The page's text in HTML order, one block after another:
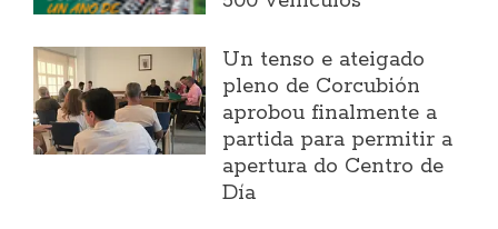
Un tenso e ateigado
pleno de Corcubión
aprobou finalmente a
partida para permitir a
apertura do Centro de
Día